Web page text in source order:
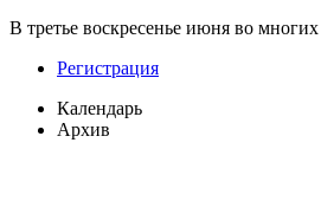
В третье воскресенье июня во
Регистрация
Календарь
Архив